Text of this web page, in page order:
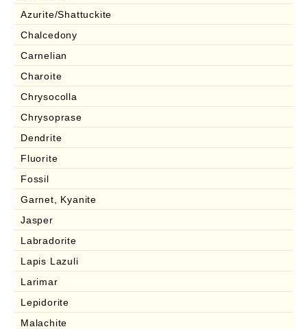
Azurite/Shattuckite
Chalcedony
Carnelian
Charoite
Chrysocolla
Chrysoprase
Dendrite
Fluorite
Fossil
Garnet, Kyanite
Jasper
Labradorite
Lapis Lazuli
Larimar
Lepidorite
Malachite